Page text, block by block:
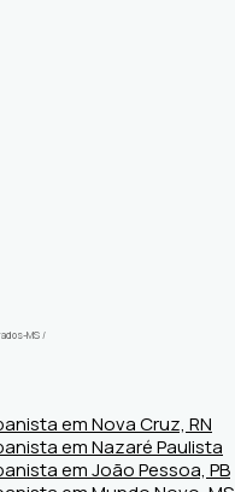
MS /
em Nova Cruz, RN
em Nazaré Paulista
em João Pessoa, PB